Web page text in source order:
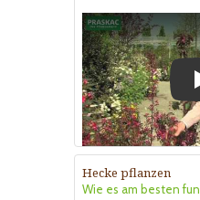
Hecke pflanzen
Wie es am besten